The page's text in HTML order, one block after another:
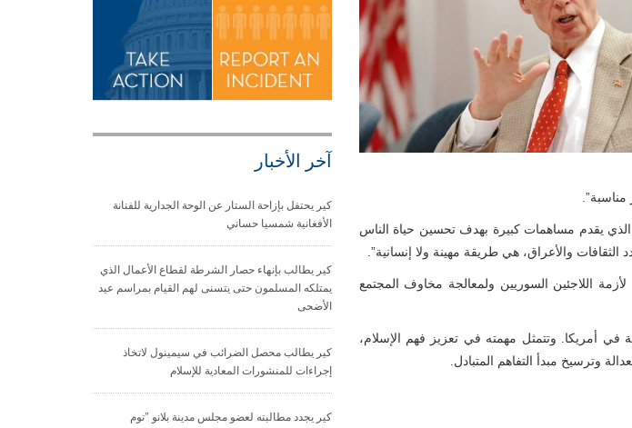
آخر الأخبار
كير يحتفل بإزاحة الستار عن الوحة الجدارية للفنانة
الأفغانية شمسيا حساني
كير يطالب بإنهاء حصار الشرطة لقطاع الأعمال الذي
يمتلكه المسلمون حتى يتسنى لهم القيام بمراسم عيد
الأضحى
كير يطالب محصل الضرائب في سيمينول لاتخاذ
إجراءات للمنشورات المعادية للإسلام
كير يجدد مطالبته لعضو مجلس مدينة بلانو "توم
يقدم مساهمات كبيرة بهدف تحسين حياة الناس
والأعراق، هي طريقة مهينة ولا إنسانية”.
اللاجئين السوريين ولمعالجة مخاوف المجتمع
في أمريكا. وتتمثل مهمته في تعزيز فهم الإسلام،
وترسيخ مبدأ التفاهم المتبادل.